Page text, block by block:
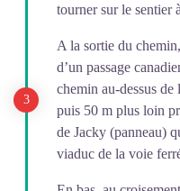
tourner sur le sentier
A la sortie du
d’un passage
chemin au-dessus de
puis 50 m plus loin
de Jacky (panneau)
viaduc de la voie